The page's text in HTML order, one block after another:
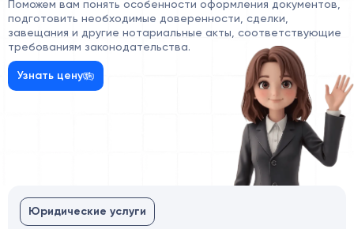
Поможем вам понять особенности оформления документов,
подготовить необходимые доверенности, сделки,
завещания и другие нотариальные акты, соответствующие
требованиям законодательства.
Узнать цену
Юридические услуги